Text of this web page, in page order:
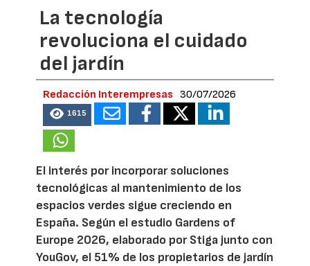
La tecnología
revoluciona el cuidado
del jardín
Redacción Interempresas 30/07/2026
1615
El interés por incorporar soluciones
tecnológicas al mantenimiento de los
espacios verdes sigue creciendo en
España. Según el estudio Gardens of
Europe 2026, elaborado por Stiga junto con
YouGov, el 51% de los propietarios de jardín